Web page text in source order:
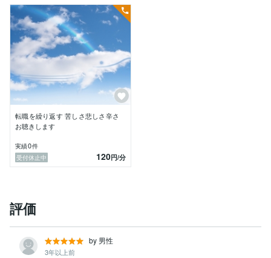
転職を繰り返す 苦しさ悲しさ辛さ
お聴きします
実績0件
受付休止中
120円/分
評価
by 男性
3年以上前